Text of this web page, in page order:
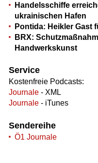
Handelsschiffe
ukrainischen Hafen
Pontida: Heikler Gast
BRX:
Handwerkskunst
Service
Kostenfreie Podcasts:
Journale- XML
Journale- iTunes
Sendereihe
Ö1 Journale